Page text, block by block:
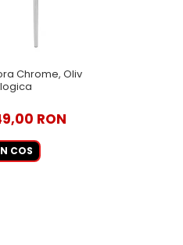
Chrome, Oliv
RON
COS